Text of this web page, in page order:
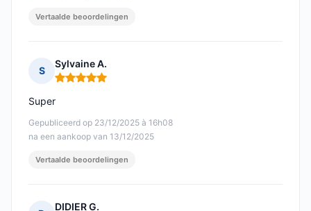
Vertaalde beoordelingen
S
Sylvaine A.
Opmerking: 5 van 5
Gepubliceerd op 23/12/2025 à 16h08
na een aankoop van 13/12/2025
Super
Vertaalde beoordelingen
DIDIER G.